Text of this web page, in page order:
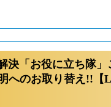
決「お役に立ち隊
へのお取り替え!!【